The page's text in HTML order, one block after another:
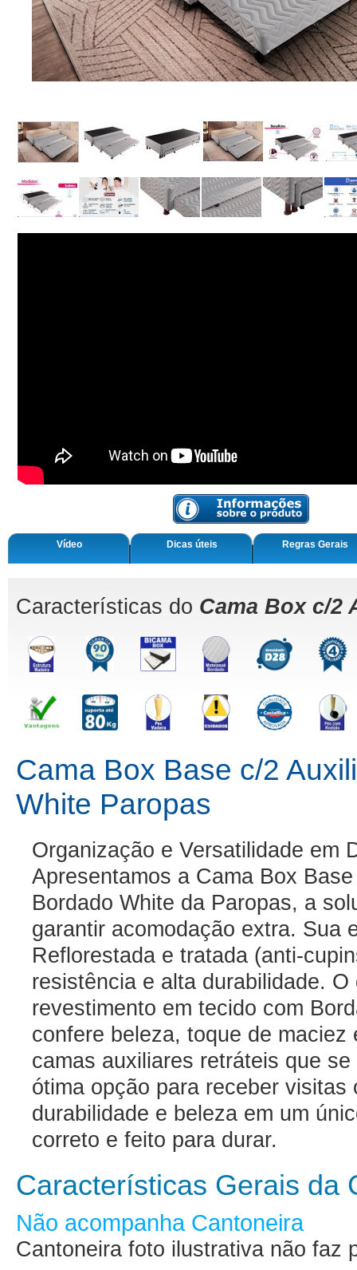
Vídeo Dicas úteis Regras Gerais
Características do Cama Box c/2
Cama Box Base c/2
White Paropas
Organização e Versatilidade em
Apresentamos a Cama Box
Bordado White da Paropas, a
garantir acomodação extra. Sua
Reflorestada e tratada (anti-
resistência e alta durabilidade.
revestimento em tecido com
confere beleza, toque de
camas auxiliares retráteis que
ótima opção para receber
durabilidade e beleza em um
correto e feito para durar.
Características Gerais da
Não acompanha Cantoneira
Cantoneira foto ilustrativa não faz